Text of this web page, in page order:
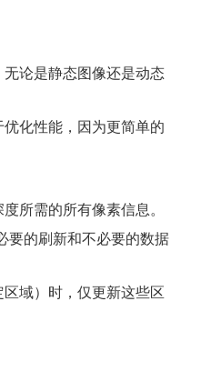
论是静态图像还是动态
化性能，因为更简单的
所需的所有像素信息。
要的刷新和不必要的数据
域）时，仅更新这些区